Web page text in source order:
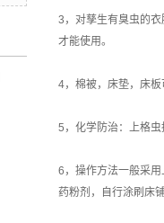
3，对孳生有臭虫的
才能使用。
4，棉被，床垫，床
5，化学防治：上格
6，操作方法一般采
药粉剂，自行涂刷床